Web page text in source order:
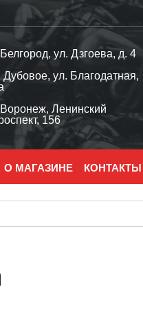
Белгород, ул. Дзгоева, д. 4
Дубовое, ул. Благодатная,
Воронеж, Ленинский
156
О МАГАЗИНЕ КОНТАКТЫ